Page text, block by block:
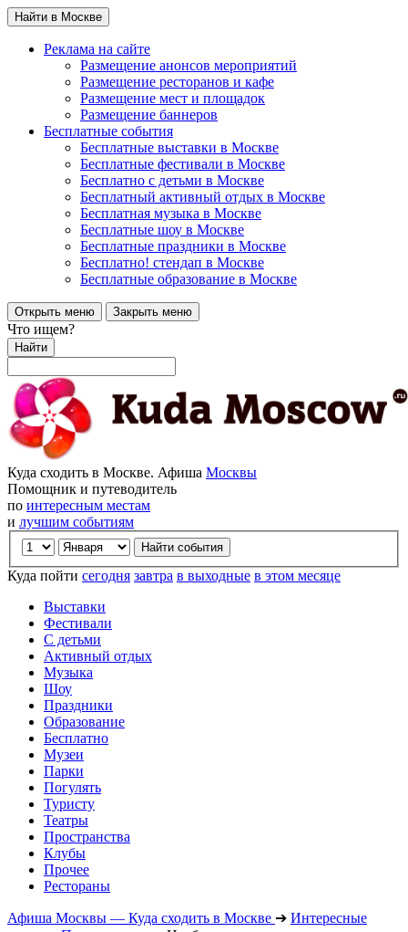
Найти в Москве
Реклама на сайте
Размещение анонсов мероприятий
Размещение ресторанов и кафе
Размещение мест и площадок
Размещение баннеров
Бесплатные события
Бесплатные выставки в Москве
Бесплатные фестивали в Москве
Бесплатно с детьми в Москве
Бесплатный активный отдых в Москве
Бесплатная музыка в Москве
Бесплатные шоу в Москве
Бесплатные праздники в Москве
Бесплатно! стендап в Москве
Бесплатные образование в Москве
Открыть меню Закрыть меню
Что ищем?
Найти
Куда сходить в Москве. Афиша Москвы
Помощник и путеводитель
по интересным местам
и лучшим событиям
Куда пойти сегодня завтра в выходные в этом месяце
Выставки
Фестивали
С детьми
Активный отдых
Музыка
Шоу
Праздники
Образование
Бесплатно
Музеи
Парки
Погулять
Туристу
Театры
Пространства
Клубы
Прочее
Рестораны
Афиша Москвы — Куда сходить в Москве ➔ Интересные